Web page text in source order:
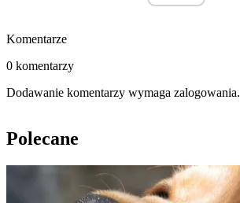
Komentarze
0 komentarzy
Dodawanie komentarzy wymaga zalogowania.
Polecane